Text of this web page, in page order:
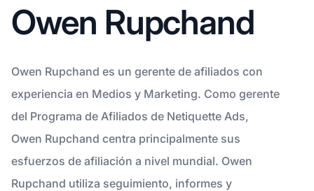
Owen Rupchand
Owen Rupchand es un gerente de afiliados con
experiencia en Medios y Marketing. Como gerente
del Programa de Afiliados de Netiquette Ads,
Owen Rupchand centra principalmente sus
esfuerzos de afiliación a nivel mundial. Owen
Rupchand utiliza seguimiento, informes y